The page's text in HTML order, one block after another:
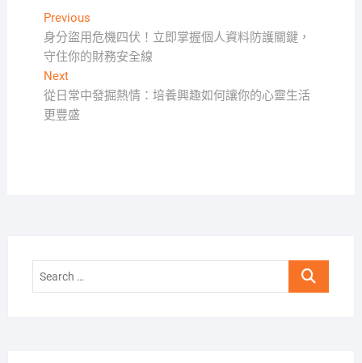
文
章
導
覽
PreviousPrevious
post:
身分盜用危機四伏！立即掌握個人資料防護關鍵，
守住你的財務安全線
NextNext
post:
從日常中發掘熱情：培養興趣如何讓你的心靈生活
更豐盛
Search